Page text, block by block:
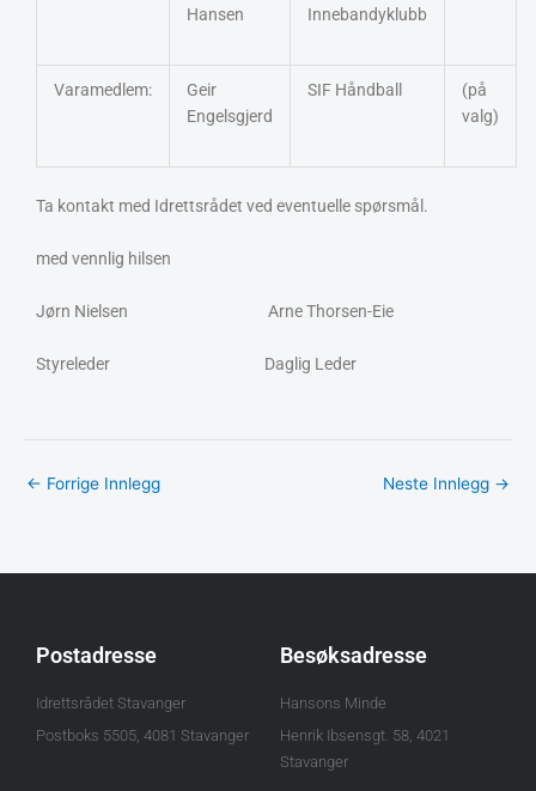
Hansen
Innebandyklubb
Varamedlem:
Geir
Engelsgjerd
SIF Håndball
(på
valg)
Ta kontakt med Idrettsrådet ved eventuelle spørsmål.
med vennlig hilsen
Jørn Nielsen Arne Thorsen-Eie
Styreleder Daglig Leder
← Forrige Innlegg Neste Innlegg →
Postadresse
Idrettsrådet Stavanger
Postboks 5505, 4081 Stavanger
Besøksadresse
Hansons Minde
Henrik Ibsensgt. 58, 4021
Stavanger